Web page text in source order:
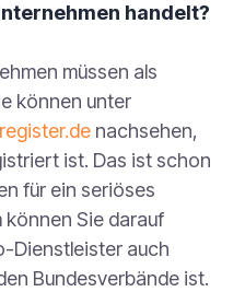
handelt?
müssen als
können unter
nachsehen,
ist. Das ist schon
für ein seriöses
können Sie darauf
Dienstleister auch
Bundesverbände ist.